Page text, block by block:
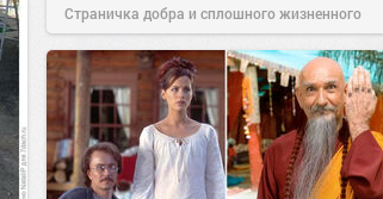
Страничка добра и сплошного жизненного
позитива!16:4428 июл 2024